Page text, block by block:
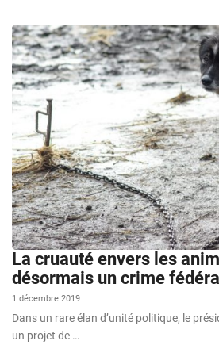
La cruauté envers les
désormais un crime
1 décembre 2019
Dans un rare élan d’unité politique, le
un projet de …